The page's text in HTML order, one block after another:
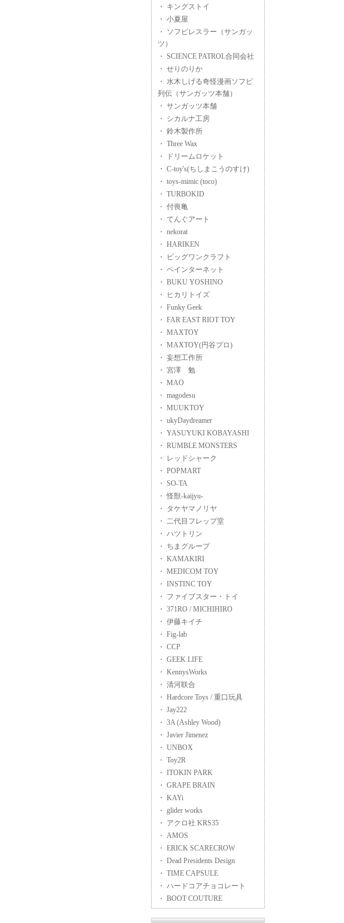
・ キングストイ
・ 小夏屋
・ ソフビレスラー（サンガッ
ツ）
・ SCIENCE PATROL合同会社
・ せりのりか
・ 水木しげる奇怪漫画ソフビ
列伝（サンガッツ本舗）
・ サンガッツ本舗
・ シカルナ工房
・ 鈴木製作所
・ Three Wax
・ ドリームロケット
・ C-toy's(ちしまこうのすけ)
・ toys-mimic (toco)
・ TURBOKID
・ 付喪亀
・ てんぐアート
・ nekorat
・ HARIKEN
・ ビッグワンクラフト
・ ペインターネット
・ BUKU YOSHINO
・ ヒカリトイズ
・ Funky Geek
・ FAR EAST RIOT TOY
・ MAXTOY
・ MAXTOY(円谷プロ)
・ 妄想工作所
・ 宮澤 勉
・ MAO
・ magodesu
・ MUUKTOY
・ ukyDaydreamer
・ YASUYUKI KOBAYASHI
・ RUMBLE MONSTERS
・ レッドシャーク
・ POPMART
・ SO-TA
・ 怪獣-kaijyu-
・ タケヤマノリヤ
・ 二代目フレップ堂
・ ハツトリン
・ ちまグループ
・ KAMAKIRI
・ MEDICOM TOY
・ INSTINC TOY
・ ファイブスター・トイ
・ 371RO / MICHIHIRO
・ 伊藤キイチ
・ Fig-lab
・ CCP
・ GEEK LIFE
・ KennysWorks
・ 清河联合
・ Hardcore Toys / 重口玩具
・ Jay222
・ 3A (Ashley Wood)
・ Javier Jimenez
・ UNBOX
・ Toy2R
・ ITOKIN PARK
・ GRAPE BRAIN
・ KAYi
・ glider works
・ アクロ社 KRS35
・ AMOS
・ ERICK SCARECROW
・ Dead Presidents Design
・ TIME CAPSULE
・ ハードコアチョコレート
・ BOOT COUTURE